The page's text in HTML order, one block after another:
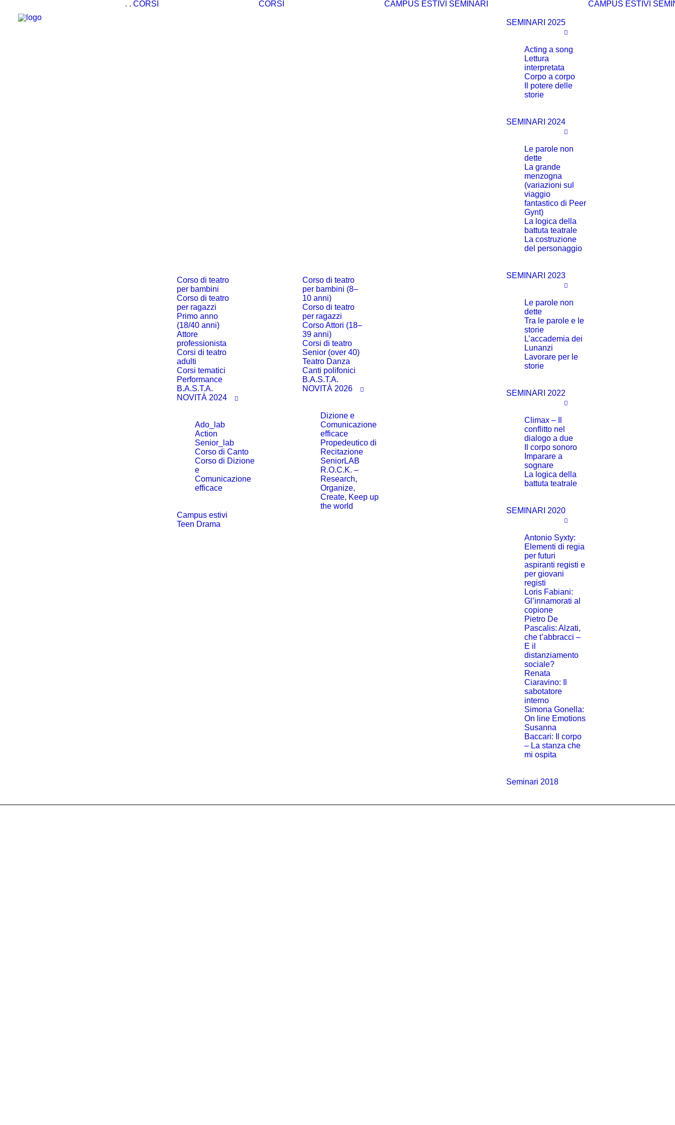
. . CORSI
Corso di teatro
per bambini
Corso di teatro
per ragazzi
Primo anno
(18/40 anni)
Attore
professionista
Corsi di teatro
adulti
Corsi tematici
Performance
B.A.S.T.A.
NOVITÀ 2024
Ado_lab
Action
Senior_lab
Corso di Canto
Corso di Dizione
e
Comunicazione
efficace
Campus estivi
Teen Drama
CORSI
Corso di teatro
per bambini (8–
10 anni)
Corso di teatro
per ragazzi
Corso Attori (18–
39 anni)
Corsi di teatro
Senior (over 40)
Teatro Danza
Canti polifonici
B.A.S.T.A.
NOVITÀ 2026
Dizione e
Comunicazione
efficace
Propedeutico di
Recitazione
SeniorLAB
R.O.C.K. –
Research,
Organize,
Create, Keep up
the world
CAMPUS ESTIVI SEMINARI
SEMINARI 2025
Acting a song
Lettura
interpretata
Corpo a corpo
Il potere delle
storie
SEMINARI 2024
Le parole non
dette
La grande
menzogna
(variazioni sul
viaggio
fantastico di Peer
Gynt)
La logica della
battuta teatrale
La costruzione
del personaggio
SEMINARI 2023
Le parole non
dette
Tra le parole e le
storie
L’accademia dei
Lunanzi
Lavorare per le
storie
SEMINARI 2022
Climax – Il
conflitto nel
dialogo a due
Il corpo sonoro
Imparare a
sognare
La logica della
battuta teatrale
SEMINARI 2020
Antonio Syxty:
Elementi di regia
per futuri
aspiranti registi e
per giovani
registi
Loris Fabiani:
Gl’innamorati al
copione
Pietro De
Pascalis: Alzati,
che t’abbracci –
E il
distanziamento
sociale?
Renata
Ciaravino: Il
sabotatore
interno
Simona Gonella:
On line Emotions
Susanna
Baccari: Il corpo
– La stanza che
mi ospita
Seminari 2018
CAMPUS ESTIVI